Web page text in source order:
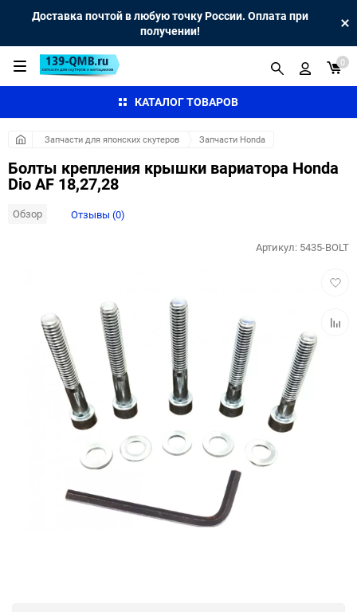
Доставка почтой в любую точку России. Оплата при
получении!
КАТАЛОГ ТОВАРОВ
0
Запчасти для японских скутеров Запчасти Honda
Болты крепления крышки вариатора Honda
Dio AF 18,27,28
Обзор Отзывы (0)
Артикул: 5435-BOLT